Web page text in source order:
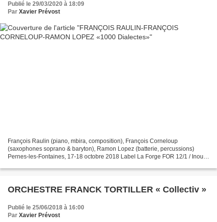
Publié le 29/03/2020 à 18:09
Par Xavier Prévost
François Raulin (piano, mbira, composition), François Corneloup
(saxophones soprano & baryton), Ramon Lopez (batterie, percussions)
Pernes-les-Fontaines, 17-18 octobre 2018 Label La Forge FOR 12/1 / Inouïe
ORCHESTRE FRANCK TORTILLER « Collectiv »
Publié le 25/06/2018 à 16:00
Par Xavier Prévost